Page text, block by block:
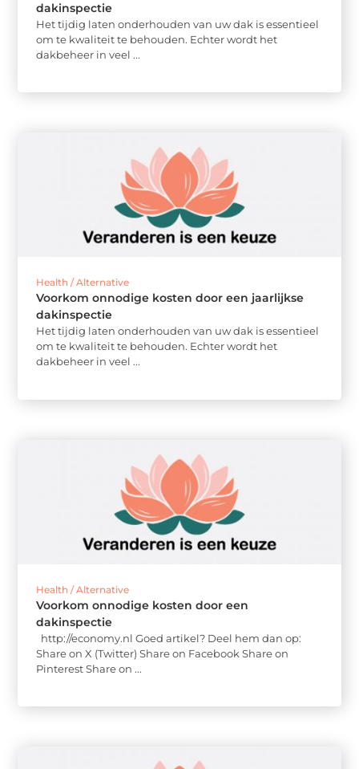
dakinspectie
Het tijdig laten onderhouden van uw dak is essentieel
om te kwaliteit te behouden. Echter wordt het
dakbeheer in veel ...
Health / Alternative
Voorkom onnodige kosten door een jaarlijkse
dakinspectie
Het tijdig laten onderhouden van uw dak is essentieel
om te kwaliteit te behouden. Echter wordt het
dakbeheer in veel ...
Health / Alternative
Voorkom onnodige kosten door een
dakinspectie
http://economy.nl Goed artikel? Deel hem dan op:
Share on X (Twitter) Share on Facebook Share on
Pinterest Share on ...